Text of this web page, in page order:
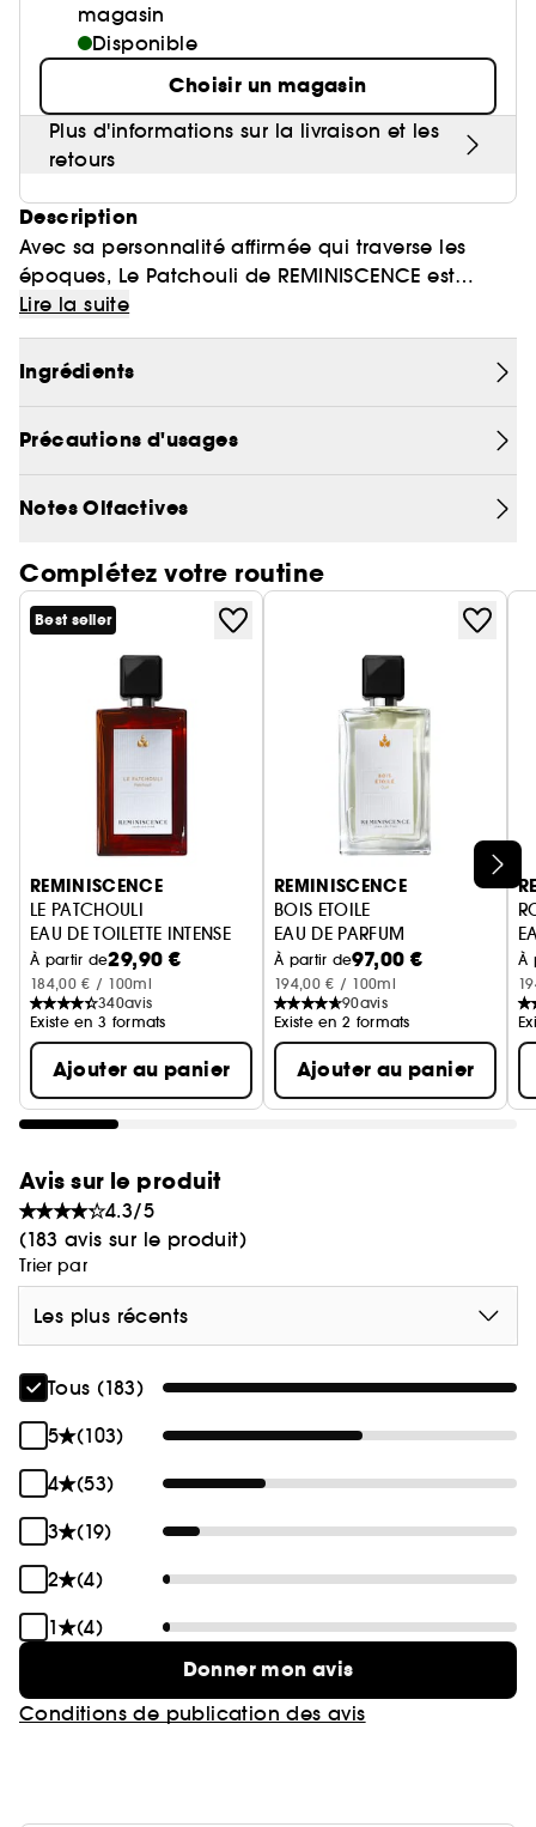
magasin
Disponible
Choisir un magasin
Plus d'informations sur la livraison et les
retours
Description
Avec sa personnalité affirmée qui traverse les
époques, Le Patchouli de REMINISCENCE est
devenu une icône de la parfumerie.
Quintessence des notes chaleureuses qui font sa
signature, Le Patchouli Elixir offre une version
toujours plus envoûtant, la vanille plus exquise,
les baumes plus enveloppants, les muscs plus
ronds, les bois plus profonds, pour un sillage qui
Lire la suite
Ingrédients
Précautions d'usages
Notes Olfactives
Complétez votre routine
Ignorer le carrousel produits
Best seller
REMINISCENCE
LE PATCHOULI
EAU DE TOILETTE INTENSE
À partir de29,90 €
184,00 € / 100ml
340avis
Existe en 3 formats
Ajouter au panier
REMINISCENCE
BOIS ETOILE
EAU DE PARFUM
À partir de97,00 €
194,00 € / 100ml
90avis
Existe en 2 formats
Ajouter au panier
À
Avis sur le produit
4.3/5
(183 avis sur le produit)
Trier par
Les plus récents
Tous (183)
5
(103)
4
(53)
3
(19)
2
(4)
1
(4)
Donner mon avis
Conditions de publication des avis